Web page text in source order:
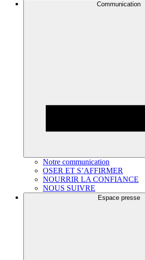
Communication
Notre communication
OSER ET S’AFFIRMER
NOURRIR LA CONFIANCE
NOUS SUIVRE
Espace presse